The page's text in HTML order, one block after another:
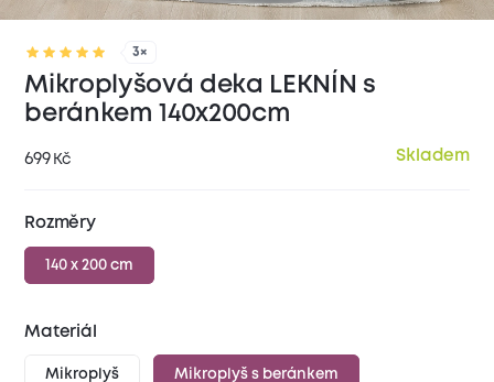
3×
Mikroplyšová deka LEKNÍN s
beránkem 140x200cm
699 Kč Skladem
Rozměry
140 x 200 cm
Materiál
Mikroplyš Mikroplyš s beránkem